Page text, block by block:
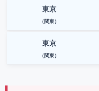
東京
（関東）
東京
（関東）